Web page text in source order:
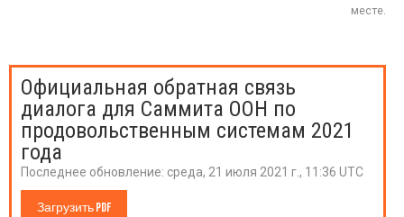
месте.
Официальная обратная связь
диалога для Саммита ООН по
продовольственным системам 2021
года
Последнее обновление: среда, 21 июля 2021 г., 11:36 UTC
Загрузить PDF